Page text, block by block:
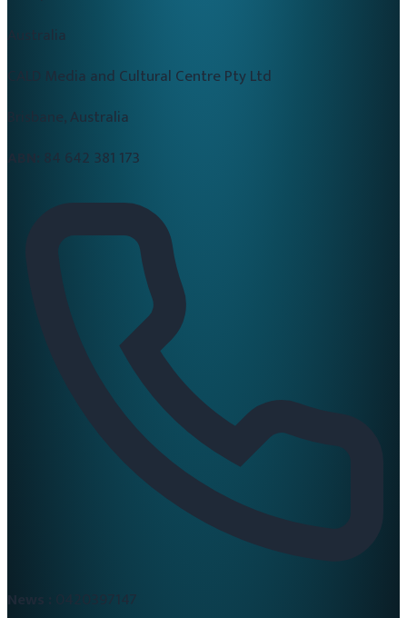
Australia
CALD Media and Cultural Centre Pty Ltd
Brisbane, Australia
84 642 381 173